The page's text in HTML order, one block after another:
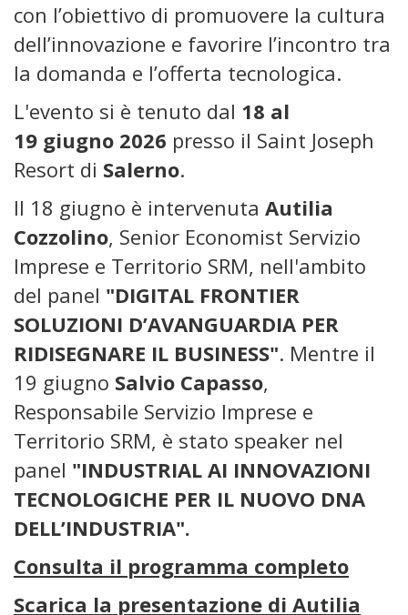
con l’obiettivo di promuovere la cultura
dell’innovazione e favorire l’incontro tra
la domanda e l’offerta tecnologica.
L'evento si è tenuto dal 18 al
19 giugno 2026 presso il Saint Joseph
Resort di Salerno.
Il 18 giugno è intervenuta Autilia
Cozzolino, Senior Economist Servizio
Imprese e Territorio SRM, nell'ambito
del panel "DIGITAL FRONTIER
SOLUZIONI D’AVANGUARDIA PER
RIDISEGNARE IL BUSINESS". Mentre il
19 giugno Salvio Capasso,
Responsabile Servizio Imprese e
Territorio SRM, è stato speaker nel
panel "INDUSTRIAL AI INNOVAZIONI
TECNOLOGICHE PER IL NUOVO DNA
DELL’INDUSTRIA".
Consulta il programma completo
Scarica la presentazione di Autilia